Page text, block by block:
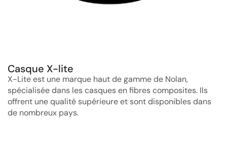
Casque X-lite
X-Lite est une marque haut de gamme de Nolan,
spécialisée dans les casques en fibres composites. Ils
offrent une qualité supérieure et sont disponibles dans
de nombreux pays.